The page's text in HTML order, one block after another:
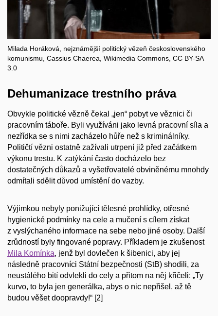
Milada Horáková, nejznámější politický vězeň československého
komunismu, Cassius Chaerea, Wikimedia Commons, CC BY-SA
3.0
Dehumanizace trestního práva
Obvykle politické vězně čekal „jen“ pobyt ve věznici či
pracovním táboře. Byli využíváni jako levná pracovní síla a
nezřídka se s nimi zacházelo hůře než s kriminálníky.
Političtí vězni ostatně zažívali utrpení již před začátkem
výkonu trestu. K zatýkání často docházelo bez
dostatečných důkazů a vyšetřovatelé obviněnému mnohdy
odmítali sdělit důvod umístění do vazby.
Výjimkou nebyly ponižující tělesné prohlídky, otřesné
hygienické podmínky na cele a mučení s cílem získat
z vyslýchaného informace na sebe nebo jiné osoby. Další
zrůdností byly fingované popravy. Příkladem je zkušenost
Mila Komínka, jenž byl dovlečen k šibenici, aby jej
následně pracovníci Státní bezpečnosti (StB) shodili, za
neustálého bití odvlekli do cely a přitom na něj křičeli: „Ty
kurvo, to byla jen generálka, abys o nic nepřišel, až tě
budou věšet doopravdy!“ [2]